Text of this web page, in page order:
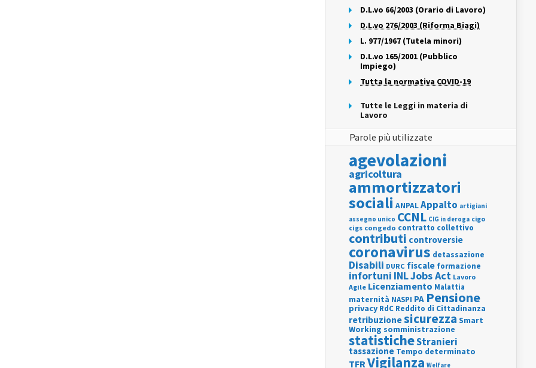
D.L.vo 66/2003 (Orario di Lavoro)
D.L.vo 276/2003 (Riforma Biagi)
L. 977/1967 (Tutela minori)
D.L.vo 165/2001 (Pubblico
Impiego)
Tutta la normativa COVID-19
Tutte le Leggi in materia di
Lavoro
Parole più utilizzate
agevolazioni
agricoltura
ammortizzatori
sociali ANPALAppalto artigiani
assegno unico CCNL CIG in deroga cigo
cigs congedo contratto collettivo
contributi controversie
coronavirus detassazione
Disabili DURC fiscale formazione
infortuni INLJobs Act Lavoro
Agile Licenziamento Malattia
maternità NASPI PA Pensione
privacy RdC Reddito di Cittadinanza
retribuzionesicurezza Smart
Working somministrazione
statisticheStranieri
tassazione Tempo determinato
TFRVigilanza Welfare